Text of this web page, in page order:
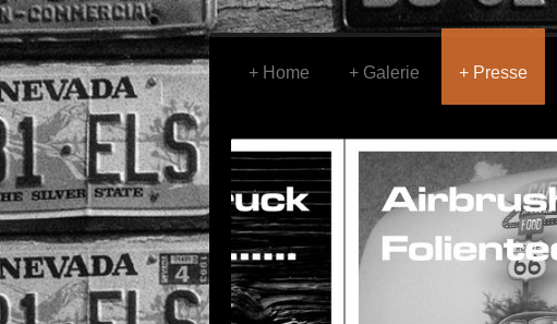
Home Galerie Presse